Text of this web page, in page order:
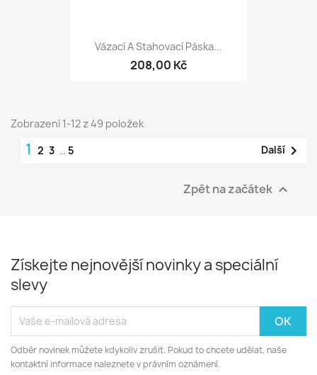
Vázací A Stahovací Páska...
208,00 Kč
Zobrazení 1-12 z 49 položek
1 2 3 … 5 Další 
Zpět na začátek 
Získejte nejnovější novinky a speciální
slevy
Odběr novinek můžete kdykoliv zrušit. Pokud to chcete udělat, naše
kontaktní informace naleznete v právním oznámení.